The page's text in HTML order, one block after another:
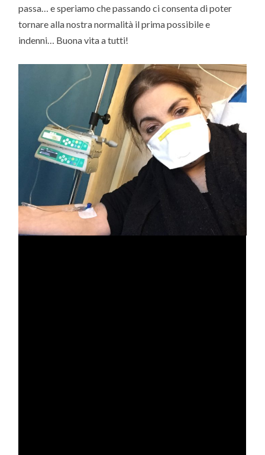
passa… e speriamo che passando ci consenta di poter
tornare alla nostra normalità il prima possibile e
indenni… Buona vita a tutti!